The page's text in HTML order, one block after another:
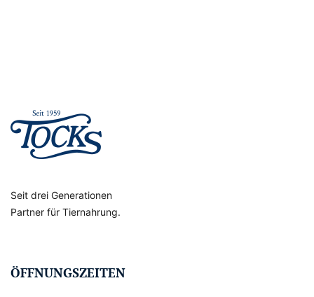
Seit drei Generationen
Partner für Tiernahrung.
ÖFFNUNGSZEITEN